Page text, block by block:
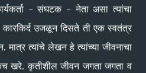
- संघटक - नेता असा त्यांचा
कारकिर्द उजळून दिसते ती एक स्वतंत्र
मात्र त्यांचे लेखन हे त्यांच्या जीवनाचा
खरे. कृतीशील जीवन जगता जगता व